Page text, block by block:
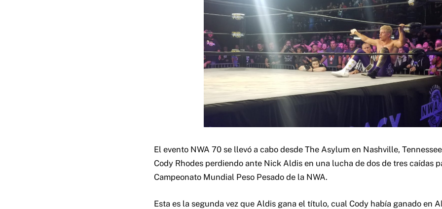
El evento NWA 70 se llevó a cabo desde The Asylum en Nashville,
Cody Rhodes perdiendo ante Nick Aldis en una lucha de dos de tres caídas
Campeonato Mundial Peso Pesado de la NWA.
Esta es la segunda vez que Aldis gana el título, cual Cody había ganado en